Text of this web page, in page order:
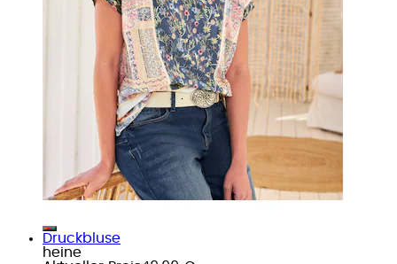
Druckbluse
heine